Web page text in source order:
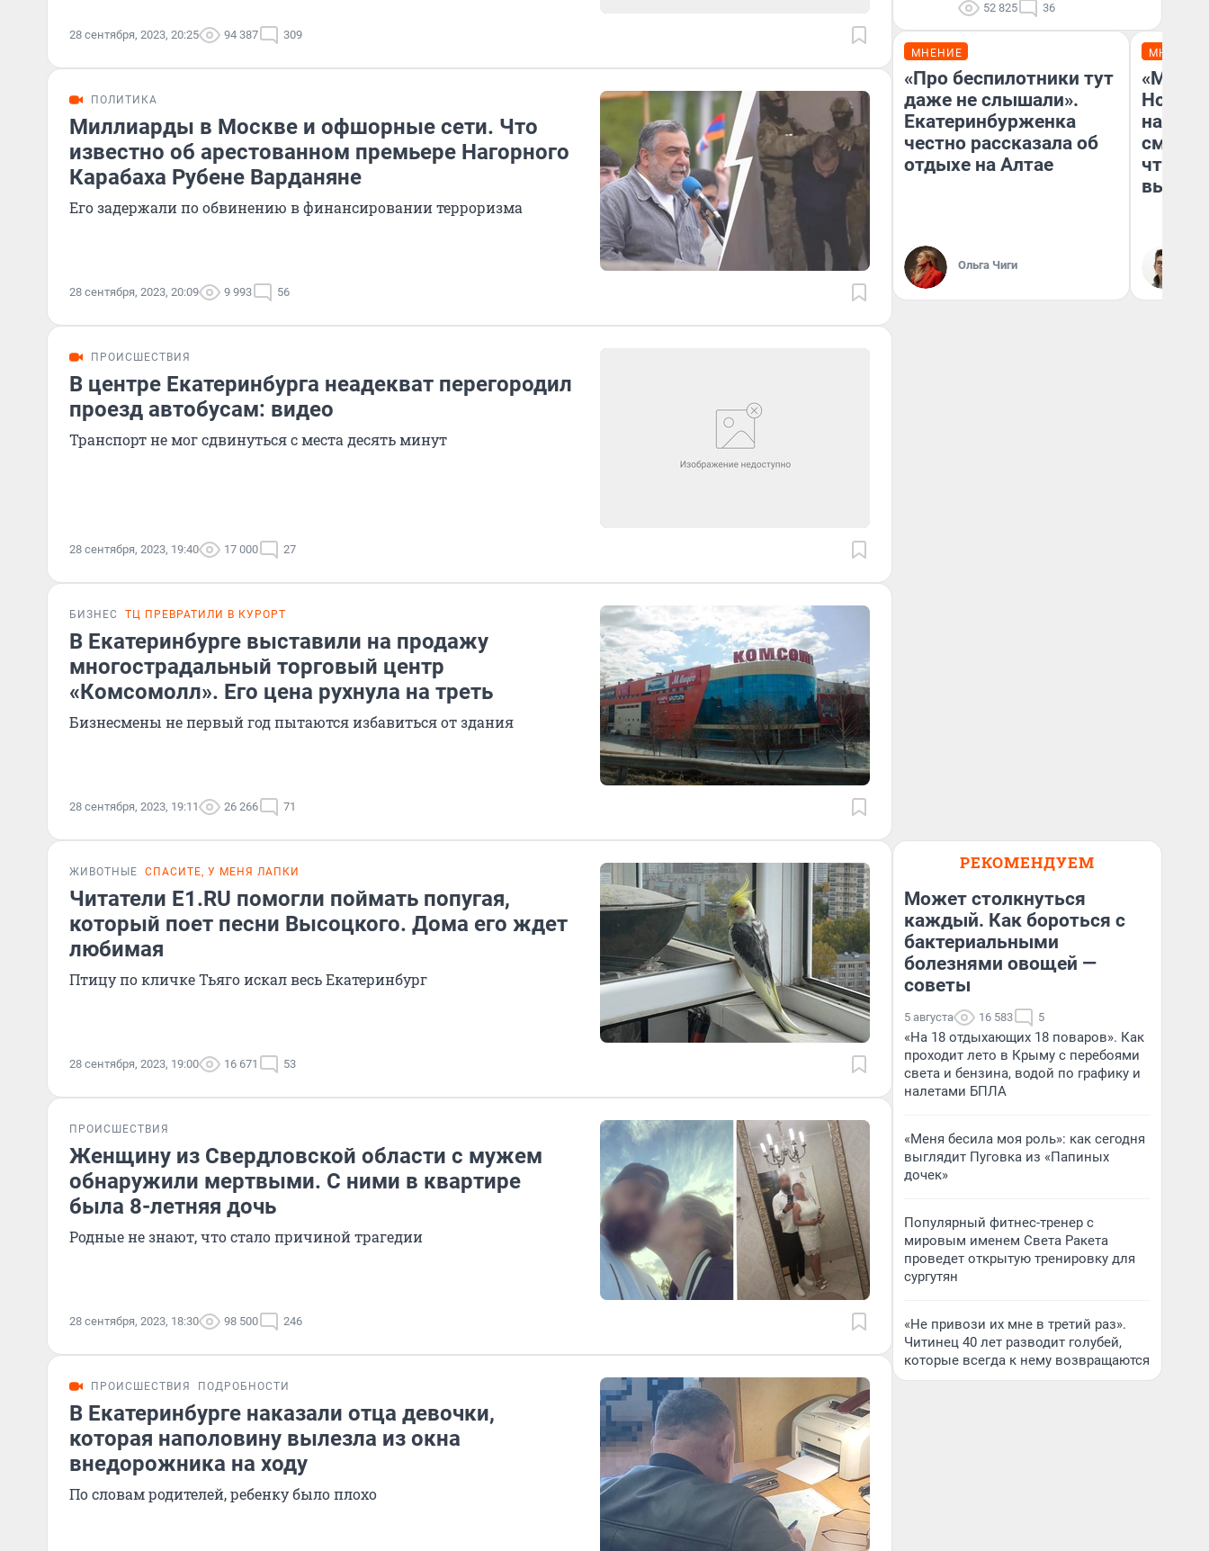
28 сентября, 2023, 20:25 94 387 309
ПОЛИТИКА
Миллиарды в Москве и офшорные сети. Что
известно об арестованном премьере Нагорного
Карабаха Рубене Варданяне
Его задержали по обвинению в финансировании терроризма
28 сентября, 2023, 20:09 9 993 56
ПРОИСШЕСТВИЯ
В центре Екатеринбурга неадекват перегородил
проезд автобусам: видео
Транспорт не мог сдвинуться с места десять минут
28 сентября, 2023, 19:40 17 000 27
БИЗНЕС ТЦ ПРЕВРАТИЛИ В КУРОРТ
В Екатеринбурге выставили на продажу
многострадальный торговый центр
«Комсомолл». Его цена рухнула на треть
Бизнесмены не первый год пытаются избавиться от здания
28 сентября, 2023, 19:11 26 266 71
ЖИВОТНЫЕ СПАСИТЕ, У МЕНЯ ЛАПКИ
Читатели E1.RU помогли поймать попугая,
который поет песни Высоцкого. Дома его ждет
любимая
Птицу по кличке Тьяго искал весь Екатеринбург
28 сентября, 2023, 19:00 16 671 53
ПРОИСШЕСТВИЯ
Женщину из Свердловской области с мужем
обнаружили мертвыми. С ними в квартире
была 8-летняя дочь
Родные не знают, что стало причиной трагедии
28 сентября, 2023, 18:30 98 500 246
ПРОИСШЕСТВИЯ ПОДРОБНОСТИ
В Екатеринбурге наказали отца девочки,
которая наполовину вылезла из окна
внедорожника на ходу
По словам родителей, ребенку было плохо
52 825 36
МНЕНИЕ
«Про беспилотники тут
даже не слышали».
Екатеринбурженка
честно рассказала об
отдыхе на Алтае
Ольга Чиги
МНЕНИЕ
«Мы
чтобы
РЕКОМЕНДУЕМ
Может столкнуться
каждый. Как бороться с
бактериальными
болезнями овощей —
советы
5 августа 16 583 5
«На 18 отдыхающих 18 поваров». Как
проходит лето в Крыму с перебоями
света и бензина, водой по графику и
налетами БПЛА
«Меня бесила моя роль»: как сегодня
выглядит Пуговка из «Папиных
дочек»
Популярный фитнес-тренер с
мировым именем Света Ракета
проведет открытую тренировку для
сургутян
«Не привози их мне в третий раз».
Читинец 40 лет разводит голубей,
которые всегда к нему возвращаются